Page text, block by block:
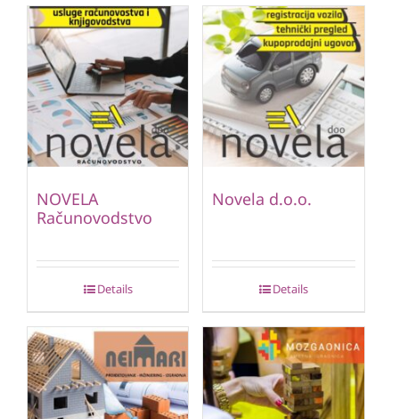
NOVELA
Računovodstvo
Details
Novela d.o.o.
Details